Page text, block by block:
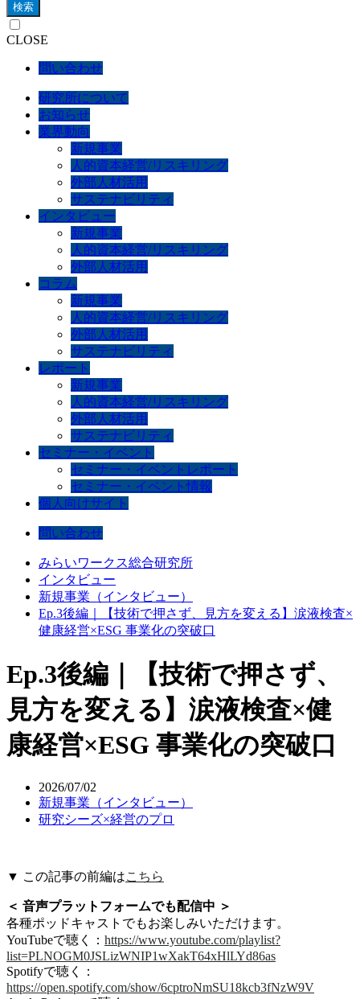
検索
CLOSE
問い合わせ
研究所について
お知らせ
業界動向
新規事業
人的資本経営/リスキリング
外部人材活用
サステナビリティ
インタビュー
新規事業
人的資本経営/リスキリング
外部人材活用
コラム
新規事業
人的資本経営/リスキリング
外部人材活用
サステナビリティ
レポート
新規事業
人的資本経営/リスキリング
外部人材活用
サステナビリティ
セミナー・イベント
セミナー・イベントレポート
セミナー・イベント情報
個人向けサイト
問い合わせ
みらいワークス総合研究所
インタビュー
新規事業（インタビュー）
Ep.3後編｜【技術で押さず、見方を変える】涙液検査×
健康経営×ESG 事業化の突破口
Ep.3後編｜【技術で押さず、
見方を変える】涙液検査×健
康経営×ESG 事業化の突破口
2026/07/02
新規事業（インタビュー）
研究シーズ×経営のプロ
▼ この記事の前編はこちら
＜ 音声プラットフォームでも配信中 ＞
各種ポッドキャストでもお楽しみいただけます。
YouTubeで聴く： https://www.youtube.com/playlist?
list=PLNOGM0JSLizWNIP1wXakT64xHlLYd86as
Spotifyで聴く：
https://open.spotify.com/show/6cptroNmSU18kcb3fNzW9V